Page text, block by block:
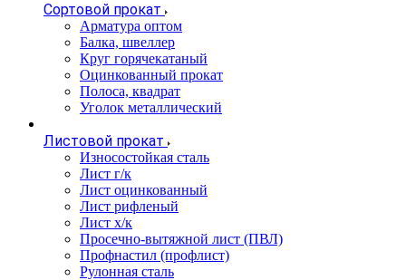
Сортовой прокат
Арматура оптом
Балка, швеллер
Круг горячекатаный
Оцинкованный прокат
Полоса, квадрат
Уголок металлический
Листовой прокат
Износостойкая сталь
Лист г/к
Лист оцинкованный
Лист рифленый
Лист х/к
Просечно-вытяжной лист (ПВЛ)
Профнастил (профлист)
Рулонная сталь